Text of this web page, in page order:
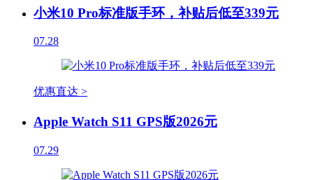
小米10 Pro标准版手环，补贴后低至339元
07.28
优惠直达 >
Apple Watch S11 GPS版2026元
07.29